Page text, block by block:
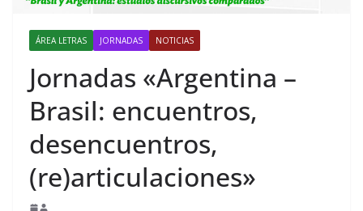
ÁREA LETRAS JORNADAS NOTICIAS
Jornadas «Argentina –
Brasil: encuentros,
desencuentros,
(re)articulaciones»